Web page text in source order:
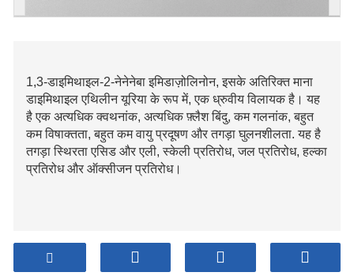
1,3-डाइमिथाइल-2-नेनेनेबा इमिडाज़ोलिनोन, इसके अतिरिक्त माना
डाइमिथाइल एथिलीन यूरिया के रूप में, एक ध्रुवीय विलायक है। यह
है एक अत्यधिक क्वथनांक, अत्यधिक फ़्लैश बिंदु, कम गलनांक, बहुत
कम विषाक्तता, बहुत कम वायु प्रदूषण और तगड़ा घुलनशीलता. यह है
तगड़ा स्थिरता एसिड और एली, स्केली प्रतिरोध, जल प्रतिरोध, हल्का
प्रतिरोध और ऑक्सीजन प्रतिरोध।